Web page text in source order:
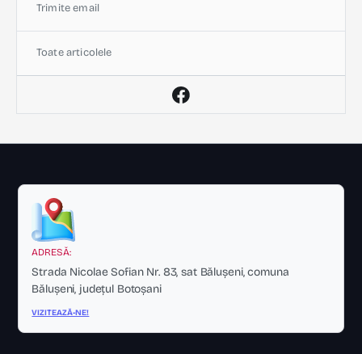
Trimite email
Toate articolele
ADRESĂ:
Strada Nicolae Sofian Nr. 83, sat Bălușeni, comuna
Bălușeni, județul Botoșani
VIZITEAZĂ-NE!